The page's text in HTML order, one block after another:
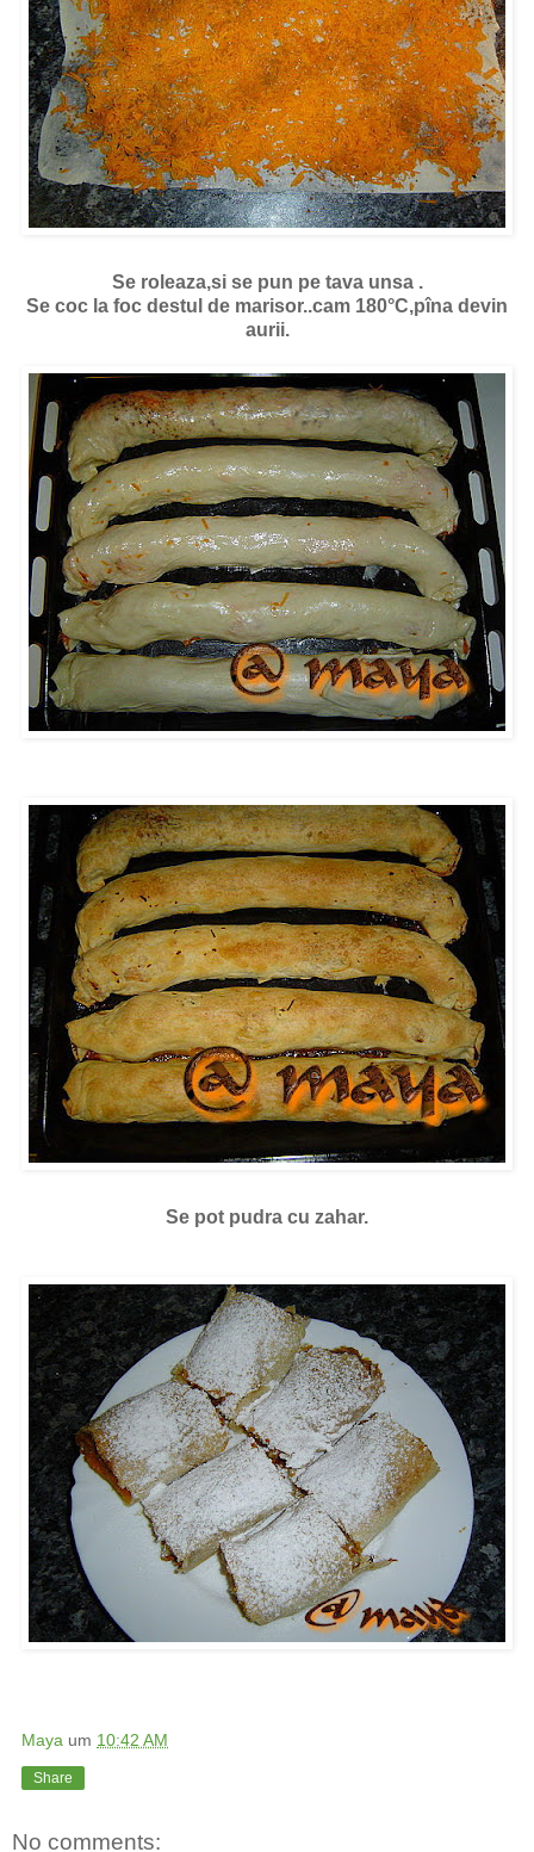
Se roleaza,si se pun pe tava unsa .
Se coc la foc destul de marisor..cam 180°C,pîna devin
aurii.
Se pot pudra cu zahar.
Maya um 10:42 AM
Share
No comments: